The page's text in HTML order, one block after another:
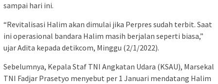
sampai hari ini.
“Revitalisasi Halim akan dimulai jika Perpres sudah terbit. Saat
ini operasional bandara Halim masih berjalan seperti biasa,”
ujar Adita kepada detikcom, Minggu (2/1/2022).
Sebelumnya, Kepala Staf TNI Angkatan Udara (KSAU), Marsekal
TNI Fadjar Prasetyo menyebut per 1 Januari mendatang Halim